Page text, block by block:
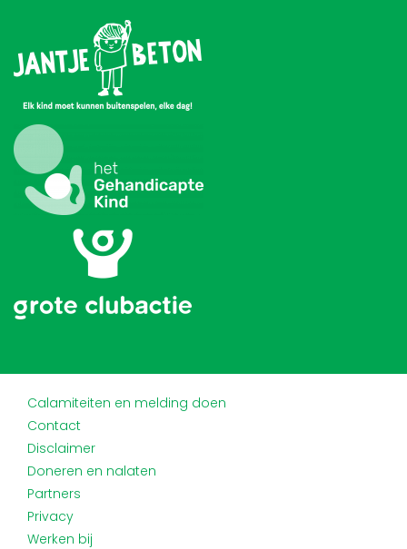
Calamiteiten en melding doen
Contact
Disclaimer
Doneren en nalaten
Partners
Privacy
Werken bij